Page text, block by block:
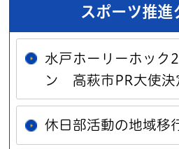
スポーツ推進
水戸ホーリーホック
ン 高萩市PR大使決
休日部活動の地域移